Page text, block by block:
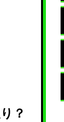
？